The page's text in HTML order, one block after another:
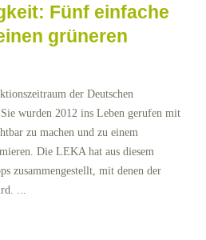
Fünf einfache
grüneren
der Deutschen
wurden 2012 ins Leben gerufen mit
zu machen und zu einem
Die LEKA hat aus diesem
zusammengestellt, mit denen der
...